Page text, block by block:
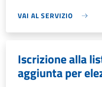
VAI AL SERVIZIO
Iscrizione alla
aggiunta per